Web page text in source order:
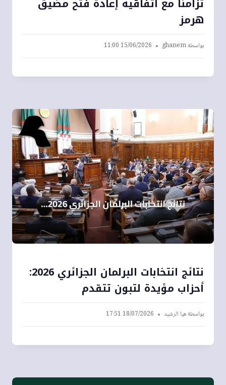
هرمز
بواسطةghanem
15/06/2026 11:00
نتائج انتخابات البرلمان الجزائري 2026:
أحزاب مؤيدة لتبون تتقدم
بواسطةهيا الرشيد 18/07/2026 17:51